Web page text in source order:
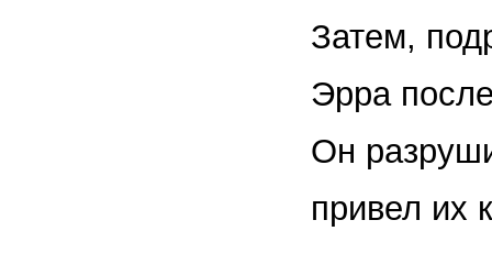
Затем,
Эрра
Он
привел их